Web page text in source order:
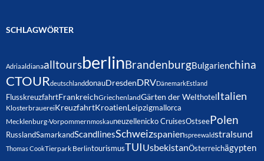
SCHLAGWÖRTER
AdriaaldianaalltoursberlinBrandenburgBulgarienchina
CTOURdeutschlanddonauDresdenDRVDänemarkEstland
FlusskreuzfahrtFrankreichGriechenlandGärten der Welthotel Italien
KlosterbrauereiKreuzfahrtKroatienLeipzigmallorca
Mecklenburg-Vorpommernmoskauneuzellenicko CruisesOstseePolen
RusslandSamarkandScandlinesSchweizspanienspreewaldstralsund
Thomas CookTierpark BerlintourismusTUIUsbekistanÖsterreichägypten